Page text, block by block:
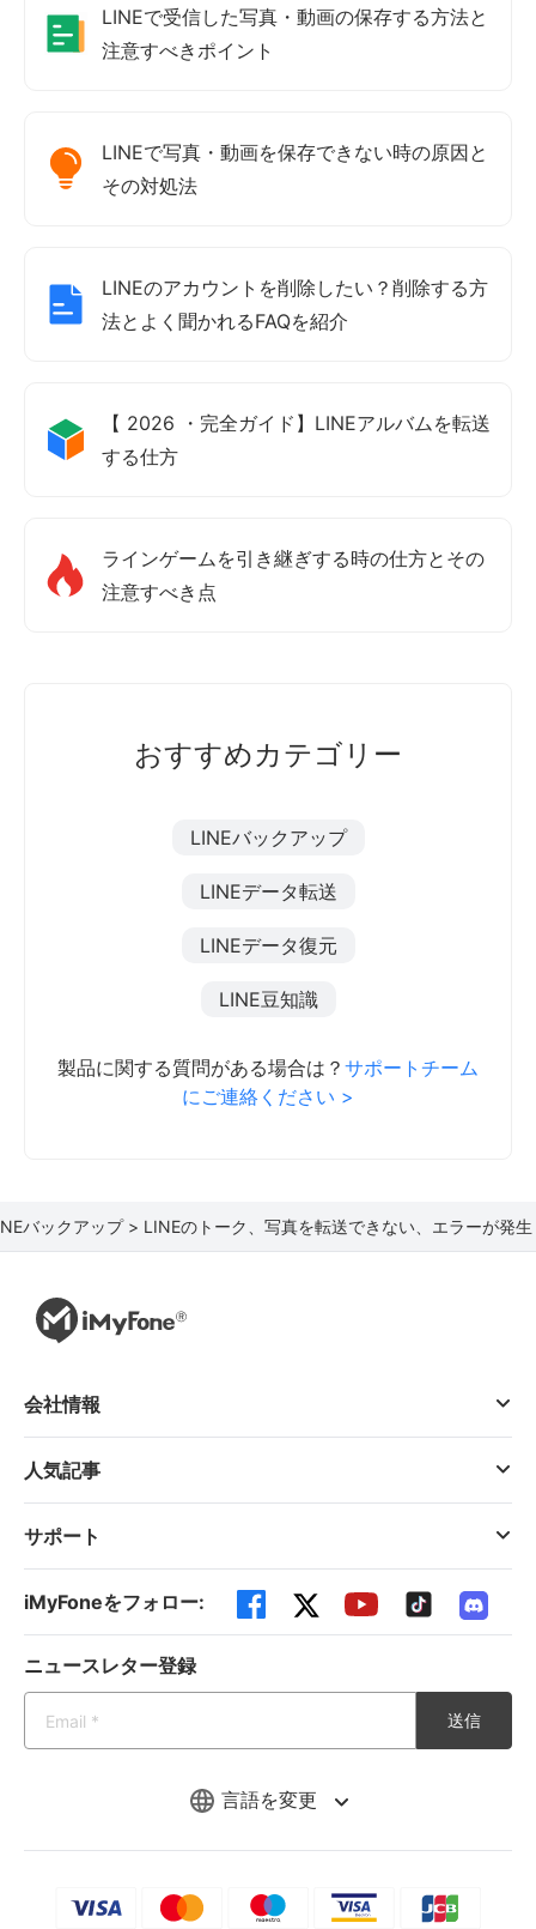
LINEで受信した写真・動画の保存する方法と
注意すべきポイント
LINEで写真・動画を保存できない時の原因と
その対処法
LINEのアカウントを削除したい？削除する方
法とよく聞かれるFAQを紹介
【 2026 ・完全ガイド】LINEアルバムを転送
する仕方
ラインゲームを引き継ぎする時の仕方とその
注意すべき点
おすすめカテゴリー
LINEバックアップ
LINEデータ転送
LINEデータ復元
LINE豆知識
製品に関する質問がある場合は？ サポートチーム
にご連絡ください >
バックアップ > LINEのトーク、写真を転送できない、エラーが発
言語を変更
会社情報
人気記事
サポート
iMyFoneをフォロー:
ニュースレター登録
送信